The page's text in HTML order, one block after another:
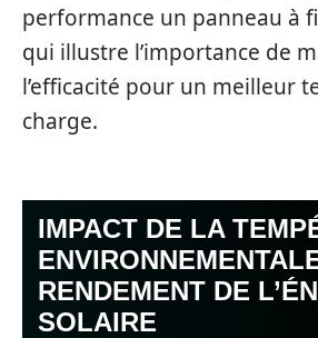
performance un panneau à
qui illustre l’importance de
l’efficacité pour un meilleur
charge.
IMPACT DE LA
RENDEMENT DE
SOLAIRE